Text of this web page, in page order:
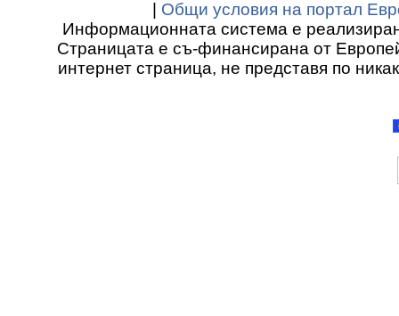
Общи условия на портал
Информационната система е
Страницата е съ-финансирана от
интернет страница, не представя по